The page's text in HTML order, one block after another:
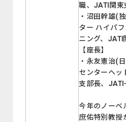
職、JATI関
・沼田幹雄(
ター ハイパ
ニング、
【座長】
・永友憲治(
センターヘッ
支部長、
今年のノーベ
庶佑特別教授